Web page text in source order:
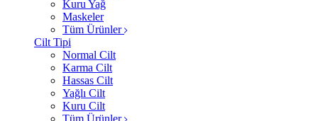
Kuru Yağ
Maskeler
Tüm Ürünler
Cilt Tipi
Normal Cilt
Karma Cilt
Hassas Cilt
Yağlı Cilt
Kuru Cilt
Tüm Ürünler